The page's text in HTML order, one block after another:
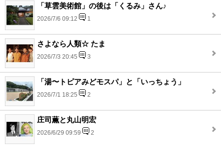
「草雲美術館」の後は「くるみ」さん♪
2026/7/6 09:12 1
さよなら人類☆ たま
2026/7/3 20:45 3
「湯〜トピアみどモスパ」と「いっちょう」
2026/7/1 18:25 2
庄司薫と丸山明宏
2026/6/29 09:59 2